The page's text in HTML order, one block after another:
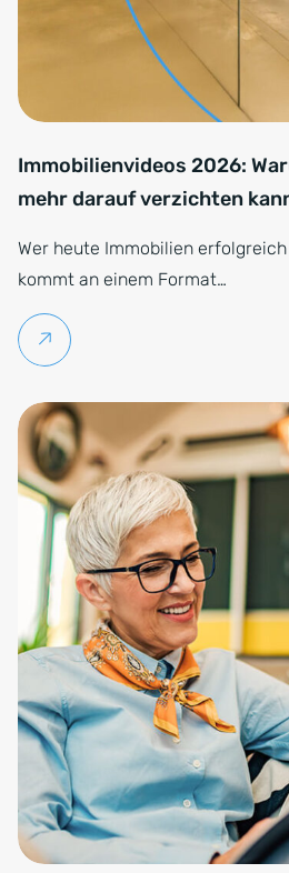
Immobilienvideos 2026:
mehr darauf verzichten
Wer heute Immobilien
kommt an einem Format…
Weiterlesen